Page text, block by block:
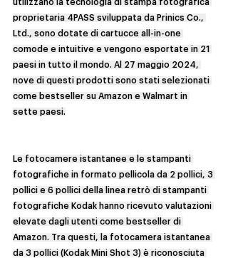
utilizzano la tecnologia di stampa fotografica
proprietaria 4PASS sviluppata da Prinics Co.,
Ltd., sono dotate di cartucce all-in-one
comode e intuitive e vengono esportate in 21
paesi in tutto il mondo. Al 27 maggio 2024,
nove di questi prodotti sono stati selezionati
come bestseller su Amazon e Walmart in
sette paesi.
Le fotocamere istantanee e le stampanti
fotografiche in formato pellicola da 2 pollici, 3
pollici e 6 pollici della linea retrò di stampanti
fotografiche Kodak hanno ricevuto valutazioni
elevate dagli utenti come bestseller di
Amazon. Tra questi, la fotocamera istantanea
da 3 pollici (Kodak Mini Shot 3) è riconosciuta